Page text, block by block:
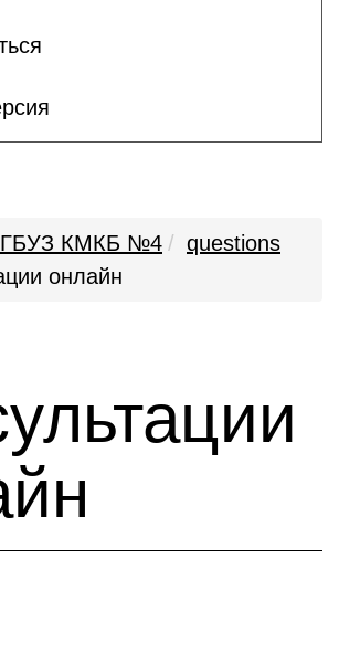
КМКБ №4
questions
онлайн